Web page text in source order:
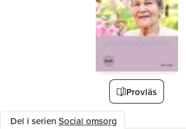
Provläs
Del i serienSocial omsorg